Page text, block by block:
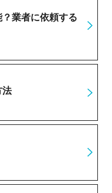
業者に依頼する
法